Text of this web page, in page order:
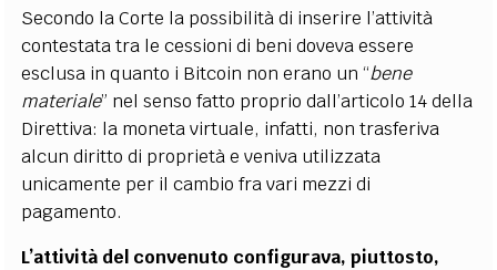
Secondo la Corte la possibilità di inserire l’attività
contestata tra le cessioni di beni doveva essere
esclusa in quanto i Bitcoin non erano un “bene
materiale” nel senso fatto proprio dall’articolo 14 della
Direttiva: la moneta virtuale, infatti, non trasferiva
alcun diritto di proprietà e veniva utilizzata
unicamente per il cambio fra vari mezzi di
pagamento.
L’attività del convenuto configurava, piuttosto,